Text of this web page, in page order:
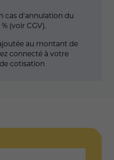
cas d’annulation du
(voir CGV).
au montant de
connecté à votre
cotisation